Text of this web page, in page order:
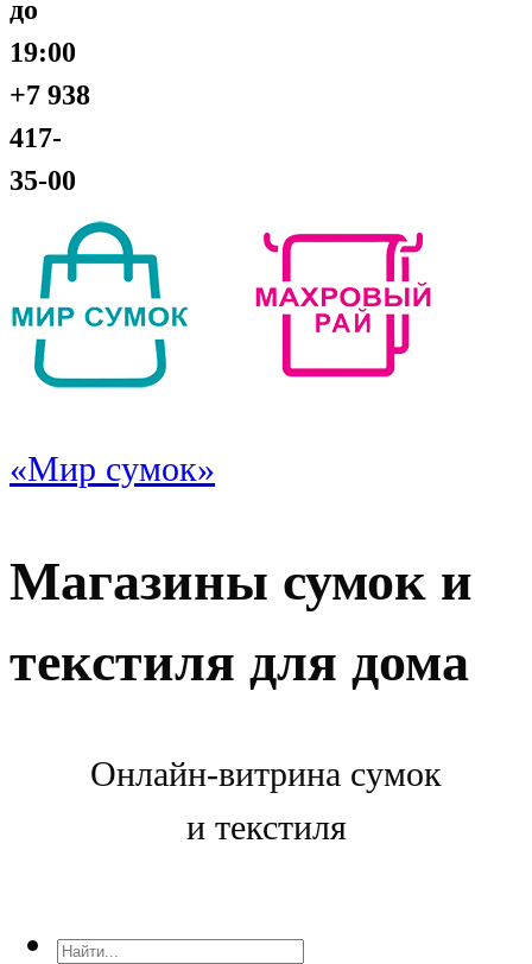
до
19:00
+7 938
417-
35-00
«Мир сумок»
Магазины сумок и
текстиля для дома
Онлайн-витрина сумок
и текстиля